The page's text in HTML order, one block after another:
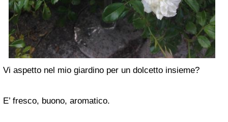
Vi aspetto nel mio giardino per un dolcetto insieme?
E’ fresco, buono, aromatico.